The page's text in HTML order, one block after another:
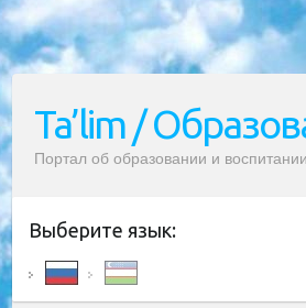
Ta’lim /
Портал об образовании и воспитании
Выберите язык: